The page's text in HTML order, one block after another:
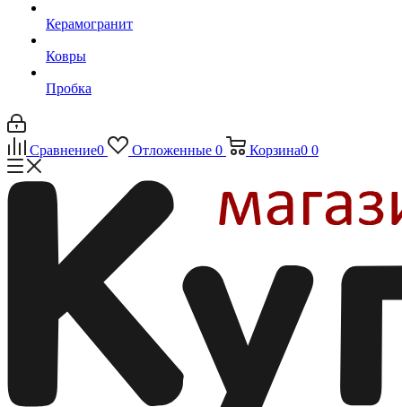
Керамогранит
Ковры
Пробка
Сравнение0 Отложенные 0 Корзина0 0